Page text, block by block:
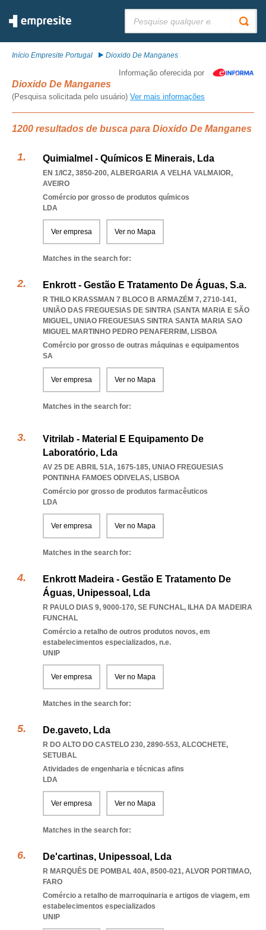
Início Empresite Portugal Dioxido De Manganes
Informação oferecida por
Dioxido De Manganes
(Pesquisa solicitada pelo usuário) Ver mais informações
1200 resultados de busca para Dioxido De Manganes
Quimialmel - Químicos E Minerais, Lda
EN 1/IC2, 3850-200, ALBERGARIA A VELHA VALMAIOR,
AVEIRO
Comércio por grosso de produtos químicos
LDA
Ver empresa Ver no Mapa
Matches in the search for:
Enkrott - Gestão E Tratamento De Águas, S.a.
R THILO KRASSMAN 7 BLOCO B ARMAZÉM 7, 2710-141,
UNIÃO DAS FREGUESIAS DE SINTRA (SANTA MARIA E SÃO
MIGUEL, UNIAO FREGUESIAS SINTRA SANTA MARIA SAO
MIGUEL MARTINHO PEDRO PENAFERRIM, LISBOA
Comércio por grosso de outras máquinas e equipamentos
SA
Ver empresa Ver no Mapa
Matches in the search for:
Vitrilab - Material E Equipamento De
Laboratório, Lda
AV 25 DE ABRIL 51A, 1675-185, UNIAO FREGUESIAS
PONTINHA FAMOES ODIVELAS, LISBOA
Comércio por grosso de produtos farmacêuticos
LDA
Ver empresa Ver no Mapa
Matches in the search for:
Enkrott Madeira - Gestão E Tratamento De
Águas, Unipessoal, Lda
R PAULO DIAS 9, 9000-170, SE FUNCHAL, ILHA DA MADEIRA
FUNCHAL
Comércio a retalho de outros produtos novos, em
estabelecimentos especializados, n.e.
UNIP
Ver empresa Ver no Mapa
Matches in the search for:
De.gaveto, Lda
R DO ALTO DO CASTELO 230, 2890-553, ALCOCHETE,
SETUBAL
Atividades de engenharia e técnicas afins
LDA
Ver empresa Ver no Mapa
Matches in the search for:
De'cartinas, Unipessoal, Lda
R MARQUÊS DE POMBAL 40A, 8500-021, ALVOR PORTIMAO,
FARO
Comércio a retalho de marroquinaria e artigos de viagem, em
estabelecimentos especializados
UNIP